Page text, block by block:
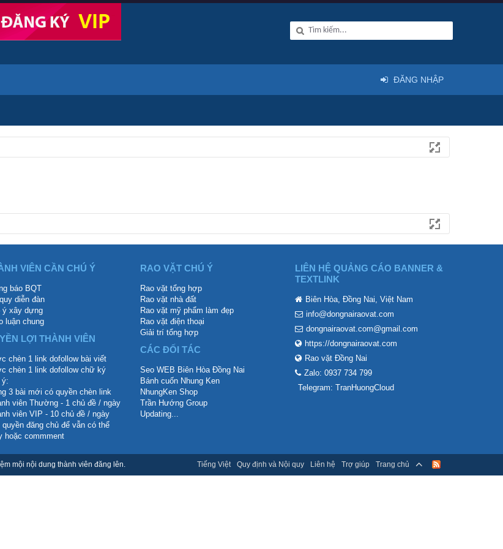
ĐĂNG NHẬP
VIÊN CẦN CHÚ Ý
báo BQT
diễn đàn
ý xây dựng
luận chung
LỢI THÀNH VIÊN
chèn 1 link dofollow bài viết
chèn 1 link dofollow chữ ký
ý:
3 bài mới có quyền chèn link
viên Thường - 1 chủ đề / ngày
viên VIP - 10 chủ đề / ngày
quyền đăng chủ để vẫn có thể
hoặc commment
RAO VẶT CHÚ Ý
Rao vặt tổng hợp
Rao vặt nhà đất
Rao vặt mỹ phẩm làm đẹp
Rao vặt điện thoại
Giải trí tổng hợp
CÁC ĐỐI TÁC
Seo WEB Biên Hòa Đồng Nai
Bánh cuốn Nhung Ken
NhungKen Shop
Trần Hướng Group
Updating...
LIÊN HỆ QUẢNG CÁO BANNER &
TEXTLINK
Biên Hòa, Đồng Nai, Việt Nam
info@dongnairaovat.com
dongnairaovat.com@gmail.com
https://dongnairaovat.com
Rao vặt Đồng Nai
Zalo: 0937 734 799
Telegram: TranHuongCloud
mội nội dung thành viên đăng lên. Tiếng Việt Quy định và Nội quy Liên hệ Trợ giúp Trang chủ